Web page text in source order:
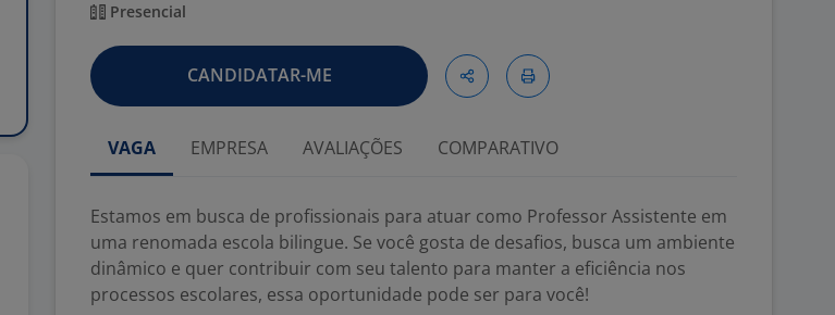
Presencial
CANDIDATAR-ME
VAGA EMPRESA AVALIAÇÕES COMPARATIVO
Estamos em busca de profissionais para atuar como Professor Assistente em
uma renomada escola bilingue. Se você gosta de desafios, busca um ambiente
dinâmico e quer contribuir com seu talento para manter a eficiência nos
processos escolares, essa oportunidade pode ser para você!